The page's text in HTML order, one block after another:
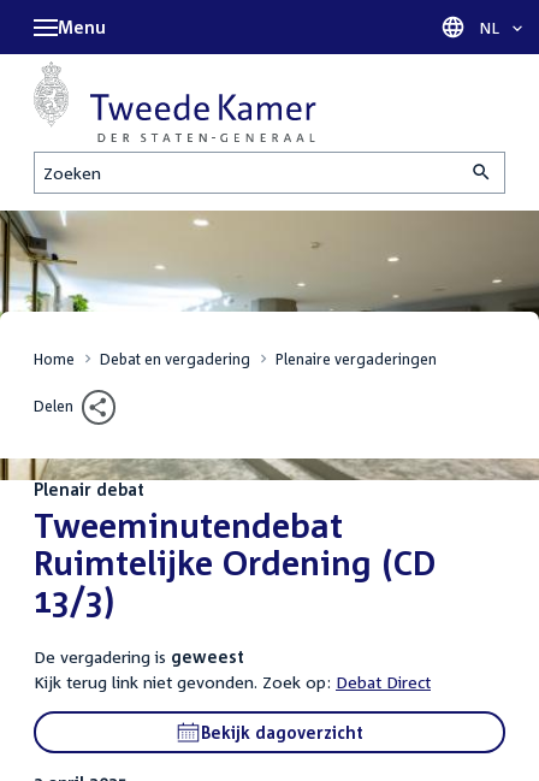
Zoeken
Menu Taal
NL
Home Debat en vergadering Plenaire vergaderingen
Delen
Plenair debat
:Tweeminutendebat
Ruimtelijke Ordening (CD
13/3)
De vergadering is geweest
Kijk terug link niet gevonden. Zoek op: Debat Direct
Bekijk dagoverzicht